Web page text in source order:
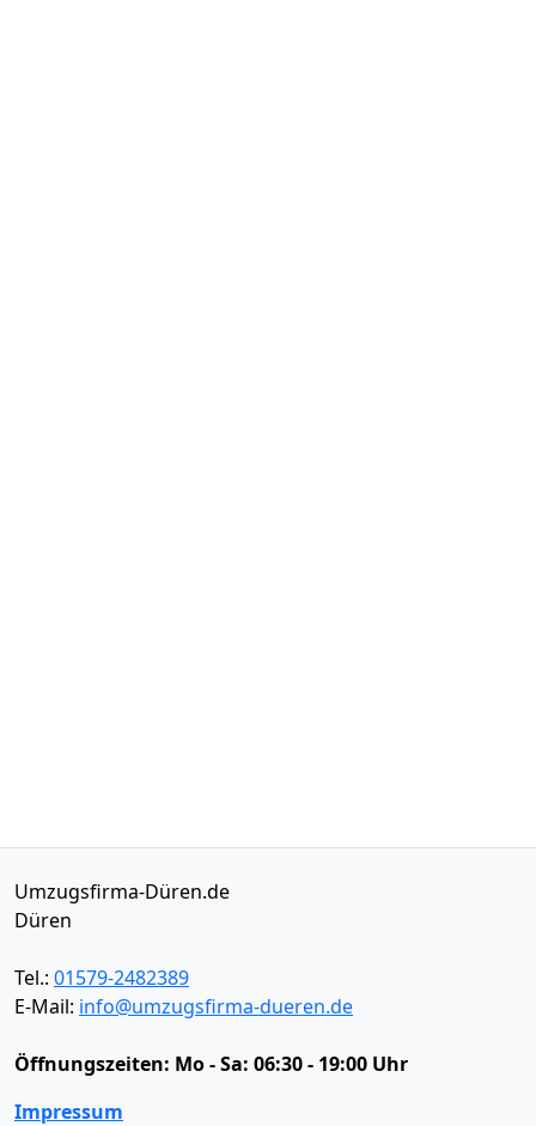
Umzugsfirma-Düren.de
Düren
Tel.: 01579-2482389
E-Mail: info@umzugsfirma-dueren.de
Öffnungszeiten: Mo - Sa: 06:30 - 19:00 Uhr
Impressum